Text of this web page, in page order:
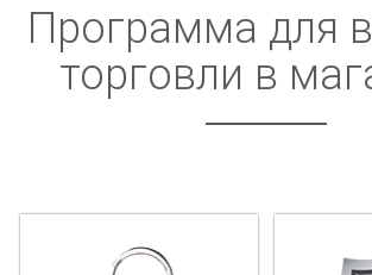
Программа для
торговли в